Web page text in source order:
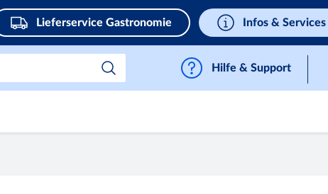
Lieferservice Gastronomie Infos & Services
Hilfe & Support